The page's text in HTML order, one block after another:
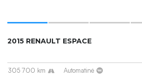
2015 RENAULT ESPACE
305 700 km Automatinė